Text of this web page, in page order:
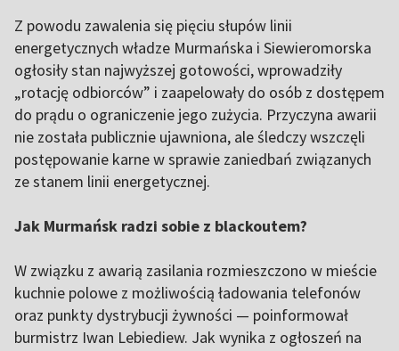
Z powodu zawalenia się pięciu słupów linii
energetycznych władze Murmańska i Siewieromorska
ogłosiły stan najwyższej gotowości, wprowadziły
„rotację odbiorców” i zaapelowały do osób z dostępem
do prądu o ograniczenie jego zużycia. Przyczyna awarii
nie została publicznie ujawniona, ale śledczy wszczęli
postępowanie karne w sprawie zaniedbań związanych
ze stanem linii energetycznej.
Jak Murmańsk radzi sobie z blackoutem?
W związku z awarią zasilania rozmieszczono w mieście
kuchnie polowe z możliwością ładowania telefonów
oraz punkty dystrybucji żywności — poinformował
burmistrz Iwan Lebiediew. Jak wynika z ogłoszeń na